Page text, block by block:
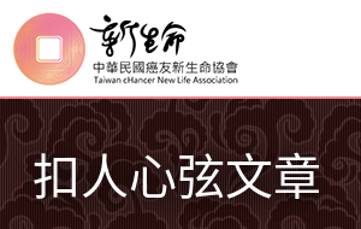
扣人心弦文章